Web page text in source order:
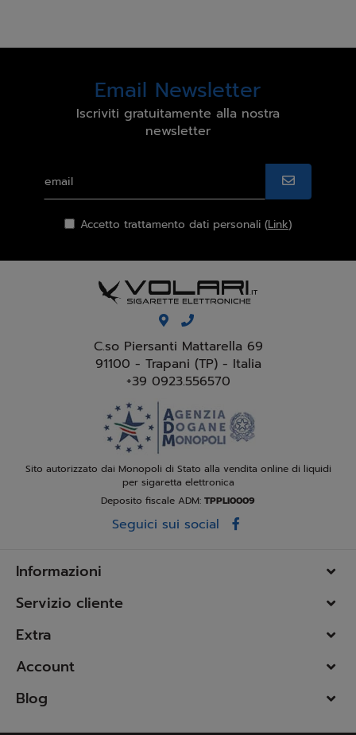
Email Newsletter
Iscriviti gratuitamente alla nostra
newsletter
Accetto trattamento dati personali (Link)
C.so Piersanti Mattarella 69
91100 - Trapani (TP) - Italia
+39 0923.556570
Sito autorizzato dai Monopoli di Stato alla vendita online di liquidi
per sigaretta elettronica
Deposito fiscale ADM: TPPLI0009
Seguici sui social
Informazioni
Servizio cliente
Extra
Account
Blog